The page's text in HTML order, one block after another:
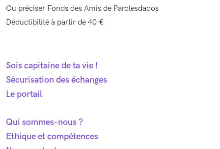
Ou préciser Fonds des Amis de Parolesdados
Déductibilité à partir de 40 €
Sois capitaine de ta vie !
Sécurisation des échanges
Le portail
Qui sommes-nous ?
Ethique et compétences